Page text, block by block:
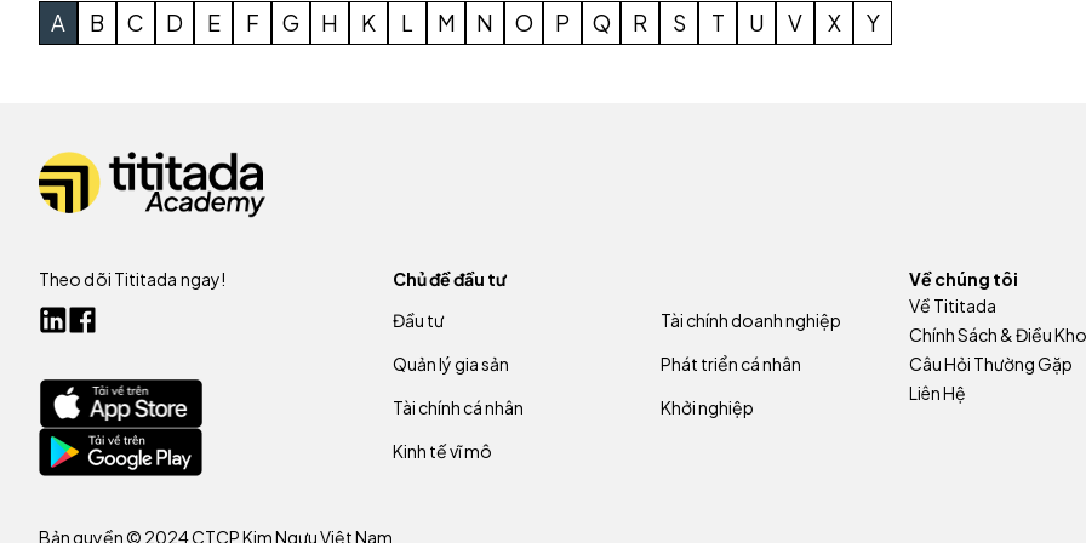
A B C D E F G H K L M N O P Q R S T U V X Y
Theo dõi Tititada ngay!
Bản quyền © 2024 CTCP Kim Ngưu Việt Nam
Chủ đề đầu tư
Đầu tư
Quản lý gia sản
Tài chính cá nhân
Kinh tế vĩ mô
Tài chính doanh nghiệp
Phát triển cá nhân
Khởi nghiệp
Về chúng tôi
Về Tititada
Chính Sách & Điều
Câu Hỏi Thường Gặp
Liên Hệ